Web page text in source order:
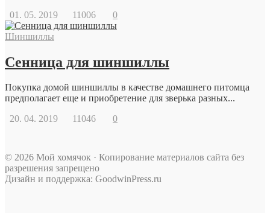
01. 05. 2019
11006 0
Шиншиллы
Сенница для шиншиллы
Покупка домой шиншиллы в качестве домашнего питомца
предполагает еще и приобретение для зверька разных...
20. 04. 2019
11046 0
© 2026 Мой хомячок · Копирование материалов сайта без
разрешения запрещено
Дизайн и поддержка: GoodwinPress.ru